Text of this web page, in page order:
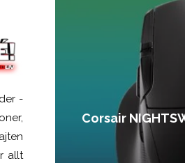
-
allt
Corsair